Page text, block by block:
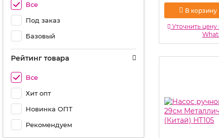
Все
Под заказ
Базовый
Рейтинг товара
Все
Хит опт
Новинка ОПТ
Рекомендуем
В корзину
Уточнить цену